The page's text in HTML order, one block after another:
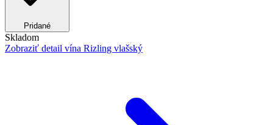
Pridané
Skladom
Zobraziť detail vína Rizling vlašský